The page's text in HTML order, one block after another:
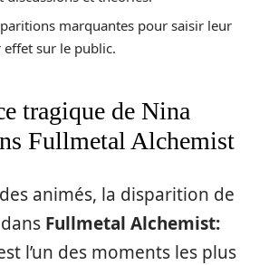
marquantes pour saisir leur
sur le public.
tragique de Nina
Fullmetal Alchemist
animés, la disparition de
Fullmetal Alchemist:
l’un des moments les plus